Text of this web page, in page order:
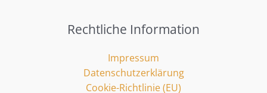
Rechtliche Information
Impressum
Datenschutzerklärung
Cookie-Richtlinie (EU)